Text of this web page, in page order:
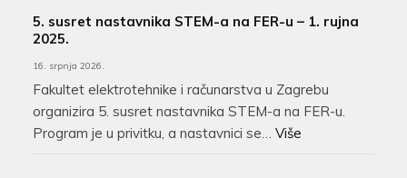
5. susret nastavnika STEM-a na FER-u – 1. rujna
2025.
16. srpnja 2026.
Fakultet elektrotehnike i računarstva u Zagrebu
organizira 5. susret nastavnika STEM-a na FER-u.
Program je u privitku, a nastavnici se… Više